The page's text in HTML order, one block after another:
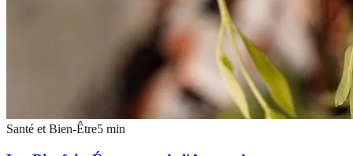
Santé et Bien-Être5 min